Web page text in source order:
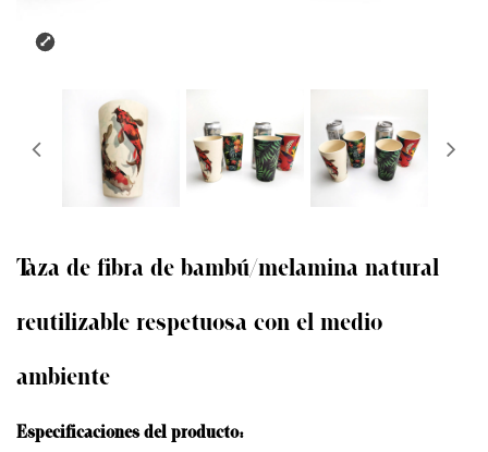
Taza de fibra de bambú/melamina natural
reutilizable respetuosa con el medio
ambiente
Especificaciones del producto: